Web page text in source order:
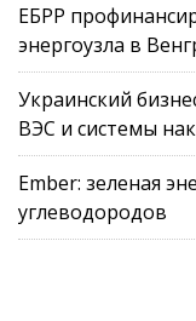
ЕБРР
энергоузла в
Украинский
ВЭС и системы
Ember: зеленая
углеводородов